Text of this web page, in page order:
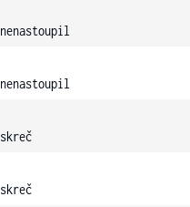
nenastoupil
nenastoupil
skreč
skreč